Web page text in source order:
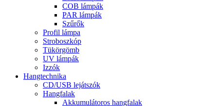
COB lámpák
PAR lámpák
Szűrők
Profil lámpa
Stroboszkóp
Tükörgömb
UV lámpák
Izzók
Hangtechnika
CD/USB lejátszók
Hangfalak
Akkumulátoros hangfalak